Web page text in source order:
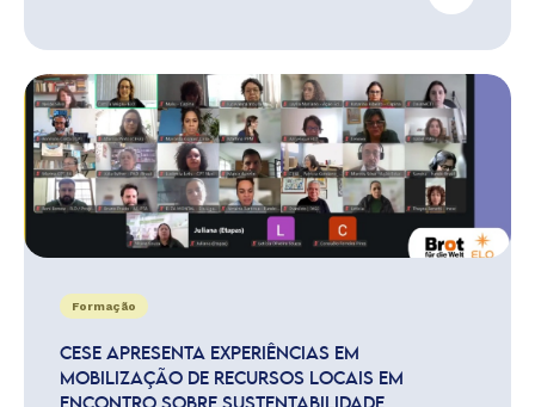
Formação
CESE APRESENTA EXPERIÊNCIAS EM
MOBILIZAÇÃO DE RECURSOS LOCAIS EM